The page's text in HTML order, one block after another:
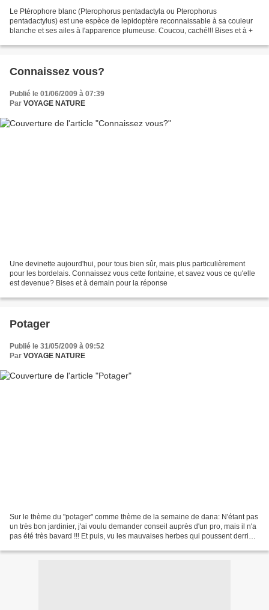
Le Ptérophore blanc (Pterophorus pentadactyla ou Pterophorus
pentadactylus) est une espèce de lepidoptère reconnaissable à sa couleur
blanche et ses ailes à l'apparence plumeuse. Coucou, caché!!! Bises et à +
Connaissez vous?
Publié le 01/06/2009 à 07:39
Par VOYAGE NATURE
Une devinette aujourd'hui, pour tous bien sûr, mais plus particulièrement
pour les bordelais. Connaissez vous cette fontaine, et savez vous ce qu'elle
est devenue? Bises et à demain pour la réponse
Potager
Publié le 31/05/2009 à 09:52
Par VOYAGE NATURE
Sur le thème du "potager" comme thème de la semaine de dana: N'étant pas
un très bon jardinier, j'ai voulu demander conseil auprès d'un pro, mais il n'a
pas été très bavard !!! Et puis, vu les mauvaises herbes qui poussent derrière